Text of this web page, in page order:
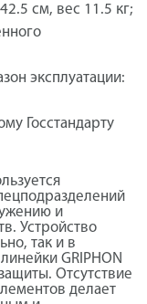
см, вес 11.5 кг;
эксплуатации:
Госстандарту
и
Устройство
так и в
GRIPHON
Отсутствие
делает